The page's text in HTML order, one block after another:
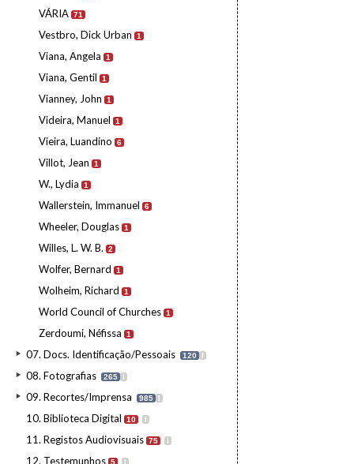
VÁRIA 71
Vestbro, Dick Urban 1
Viana, Angela 1
Viana, Gentil 1
Vianney, John 1
Videira, Manuel 1
Vieira, Luandino 6
Villot, Jean 1
W., Lydia 1
Wallerstein, Immanuel 6
Wheeler, Douglas 1
Willes, L. W. B. 2
Wolfer, Bernard 1
Wolheim, Richard 1
World Council of Churches 1
Zerdoumi, Néfissa 1
07. Docs. Identificação/Pessoais 120 I
08. Fotografias 265 I
09. Recortes/Imprensa 985 I
10. Biblioteca Digital 10 I
11. Registos Audiovisuais 75 I
12. Testemunhos 5 I